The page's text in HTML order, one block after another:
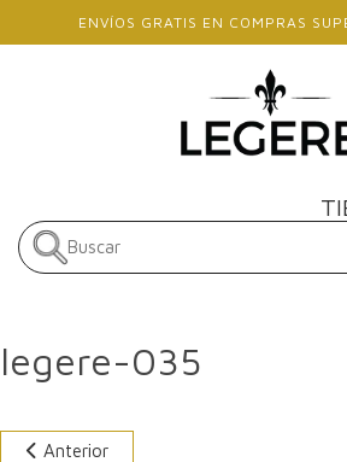
Skip to main content
ENVÍOS GRATIS EN COMPRAS
legere-035
Anterior